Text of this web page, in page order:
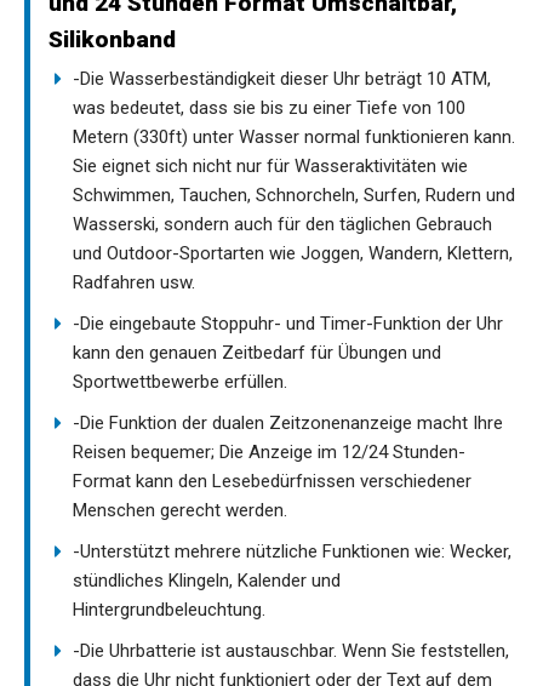
Silikonband
-Die Wasserbeständigkeit dieser Uhr beträgt 10 ATM,
was bedeutet, dass sie bis zu einer Tiefe von 100
Metern (330ft) unter Wasser normal funktionieren kann.
Sie eignet sich nicht nur für Wasseraktivitäten wie
Schwimmen, Tauchen, Schnorcheln, Surfen, Rudern und
Wasserski, sondern auch für den täglichen Gebrauch
und Outdoor-Sportarten wie Joggen, Wandern, Klettern,
Radfahren usw.
-Die eingebaute Stoppuhr- und Timer-Funktion der Uhr
kann den genauen Zeitbedarf für Übungen und
Sportwettbewerbe erfüllen.
-Die Funktion der dualen Zeitzonenanzeige macht Ihre
Reisen bequemer; Die Anzeige im 12/24 Stunden-
Format kann den Lesebedürfnissen verschiedener
Menschen gerecht werden.
-Unterstützt mehrere nützliche Funktionen wie: Wecker,
stündliches Klingeln, Kalender und
Hintergrundbeleuchtung.
-Die Uhrbatterie ist austauschbar. Wenn Sie feststellen,
dass die Uhr nicht funktioniert oder der Text auf dem